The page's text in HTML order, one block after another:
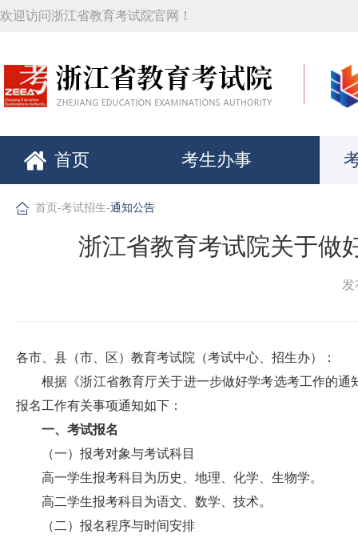
欢迎访问浙江省教育考试院官网！
首页 考生办事
首页 -考试招生-通知公告
浙江省教育考试院关于做
发
各市、县（市、区）教育考试院（考试中心、招生办）：
根据《浙江省教育厅关于进一步做好学考选考工作的通
报名工作有关事项通知如下：
一、考试报名
（一）报考对象与考试科目
高一学生报考科目为历史、地理、化学、生物学。
高二学生报考科目为语文、数学、技术。
（二）报名程序与时间安排